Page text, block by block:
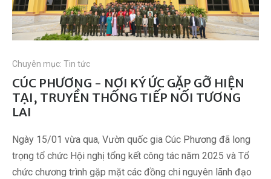
Chuyên mục: Tin tức
CÚC PHƯƠNG - NƠI KÝ ỨC GẶP GỠ HIỆN
TẠI, TRUYỀN THỐNG TIẾP NỐI TƯƠNG
LAI
Ngày 15/01 vừa qua, Vườn quốc gia Cúc Phương đã long
trọng tổ chức Hội nghị tổng kết công tác năm 2025 và Tổ
chức chương trình gặp mặt các đồng chi nguyên lãnh đạo